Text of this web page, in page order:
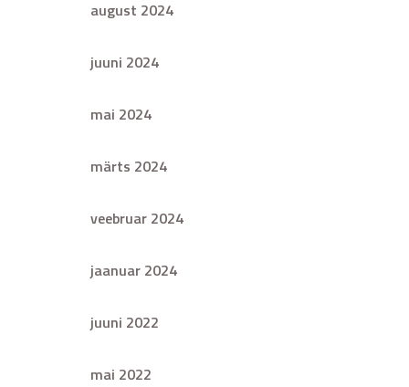
august 2024
juuni 2024
mai 2024
märts 2024
veebruar 2024
jaanuar 2024
juuni 2022
mai 2022